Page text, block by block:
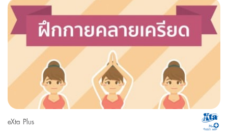
eXta Plus